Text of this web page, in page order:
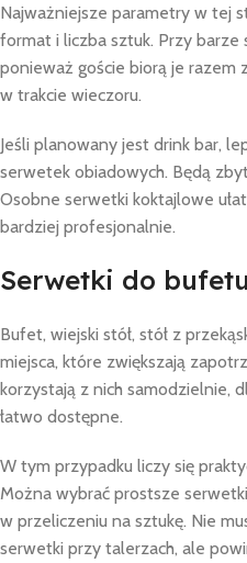
Najważniejsze parametry w tej
format i liczba sztuk. Przy barze
ponieważ goście biorą je razem
w trakcie wieczoru.
Jeśli planowany jest drink bar,
serwetek obiadowych. Będą
Osobne serwetki koktajlowe
bardziej profesjonalnie.
Serwetki do
Bufet, wiejski stół, stół z
miejsca, które zwiększają
korzystają z nich samodzielnie,
łatwo dostępne.
W tym przypadku liczy się
Można wybrać prostsze
w przeliczeniu na sztukę. Nie
serwetki przy talerzach, ale